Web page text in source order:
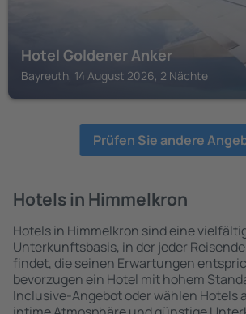
Hotel Goldener Anker
Bayreuth, 14 August 2026, 2 Nächte
Prüfen Sie andere
Hotels in Himmelkron
Hotels in Himmelkron sind eine
Unterkunftsbasis, in der jeder
findet, die seinen Erwartungen
bevorzugen ein Hotel mit hohem
Inclusive-Angebot oder wählen Hotels